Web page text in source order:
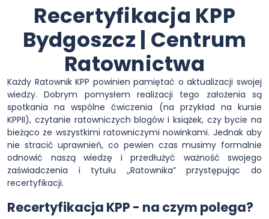
Recertyfikacja KPP
Bydgoszcz | Centrum
Ratownictwa
Każdy Ratownik KPP powinien pamiętać o aktualizacji swojej
wiedzy. Dobrym pomysłem realizacji tego założenia są
spotkania na wspólne ćwiczenia (na przykład na kursie
KPPII), czytanie ratowniczych blogów i książek, czy bycie na
bieżąco ze wszystkimi ratowniczymi nowinkami. Jednak aby
nie stracić uprawnień, co pewien czas musimy formalnie
odnowić naszą wiedzę i przedłużyć ważność swojego
zaświadczenia i tytułu ,,Ratownika” przystępując do
recertyfikacji.
Recertyfikacja KPP - na czym polega?